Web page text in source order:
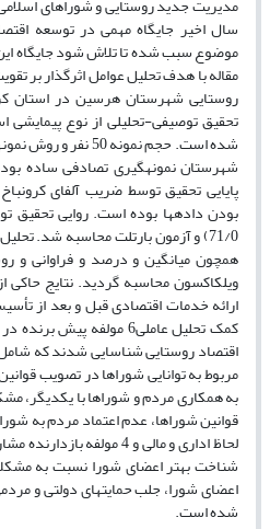
مدیریت جدید روستایی و شوراهای
سال اخیر جایگاه مهمی در توسعه
موضوع سبب شده تا تلاش شود جایگاه این
مقاله با هدف تحلیل عوامل اثرگذار بر
روستایی شهرستان هرسین در استان
تحقیق توصیفی-تحلیلی از نوع پیمایشی
شده است. حجم نمونه
پایایی تحقیق توسط ضریب آلفای
71/0) و آزمون بارتلت محاسبه شد.
همچون میانگین و درصد و فراوانی و
ویلکاکسون محاسبه گردید. نتایج
ارائه خدمات اقتصادی قبل و بعد از
کمک تحلیل عاملی6 مولفه
اقتصاد روستایی شناسایی شدند که
مربوط به توانایی شوراها در تصویب
به همکاری مردم و شوراها با یکدیگر،
قوانین شوراها، عدم اعتماد مردم به
لحاظ اداری و مالی و 4
شناخت بهتر اعضای شورا نسبت به
اعضای شورا، جلب حمایت­های دولتی و
شده است.